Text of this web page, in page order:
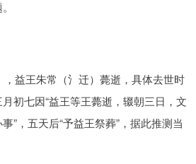
益王朱常（氵迁）薨逝，具体去世时
初七因“益王等王薨逝，辍朝三日，文
”，五天后“予益王祭葬”，据此推测当